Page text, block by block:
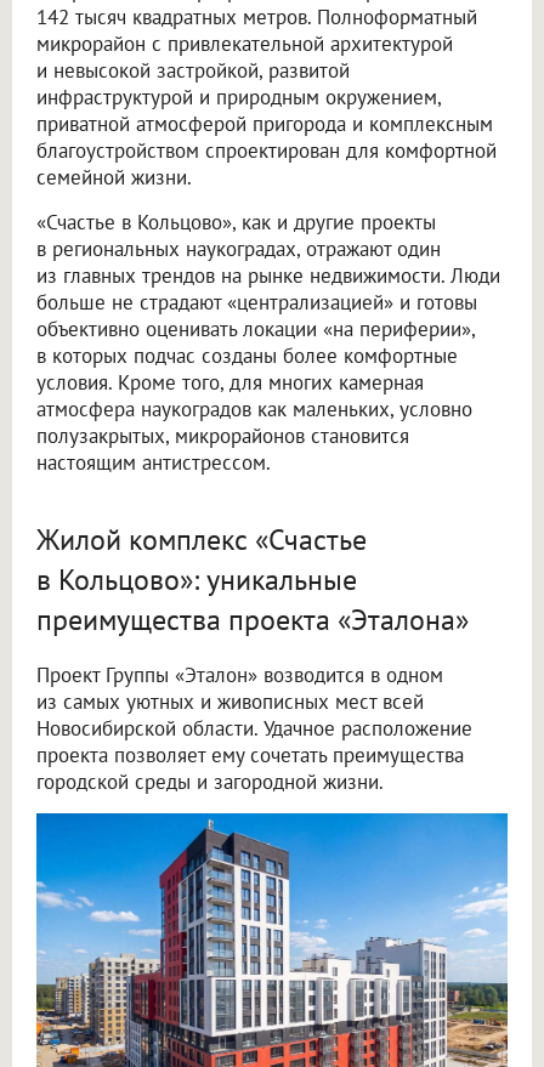
142 тысяч квадратных метров. Полноформатный
микрорайон с привлекательной архитектурой
и невысокой застройкой, развитой
инфраструктурой и природным окружением,
приватной атмосферой пригорода и комплексным
благоустройством спроектирован для комфортной
семейной жизни.
«Счастье в Кольцово», как и другие проекты
в региональных наукоградах, отражают один
из главных трендов на рынке недвижимости. Люди
больше не страдают «централизацией» и готовы
объективно оценивать локации «на периферии»,
в которых подчас созданы более комфортные
условия. Кроме того, для многих камерная
атмосфера наукоградов как маленьких, условно
полузакрытых, микрорайонов становится
настоящим антистрессом.
Жилой комплекс «Счастье
в Кольцово»: уникальные
преимущества проекта «Эталона»
Проект Группы «Эталон» возводится в одном
из самых уютных и живописных мест всей
Новосибирской области. Удачное расположение
проекта позволяет ему сочетать преимущества
городской среды и загородной жизни.